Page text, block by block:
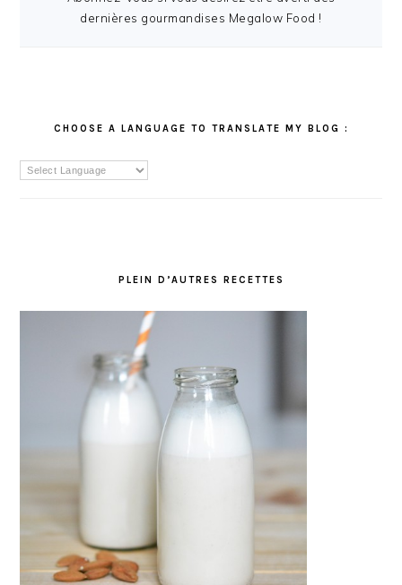
dernières gourmandises Megalow Food !
CHOOSE A LANGUAGE TO TRANSLATE MY BLOG :
PLEIN D’AUTRES RECETTES